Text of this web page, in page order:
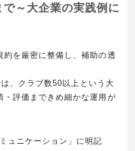
～大企業の実践例に
を厳密に整備し、補助の透
、クラブ数50以上という大
・評価まできめ細かな運用が
ュニケーション」に明記